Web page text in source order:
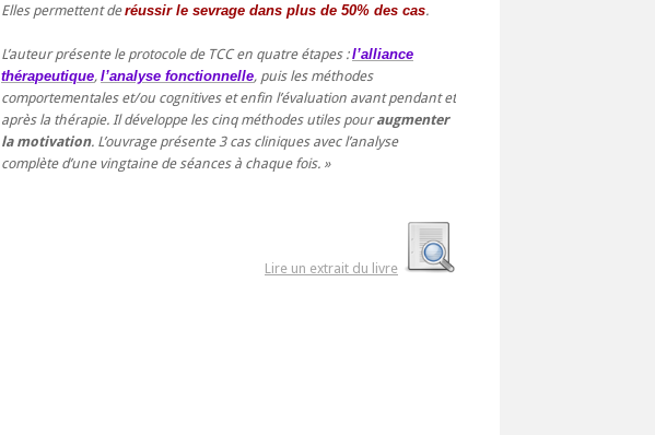
Elles permettent deréussir le sevrage dans plus de 50% des cas.
L’auteur présente le protocole de TCC en quatre étapes :l’alliance
thérapeutique, l’analyse fonctionnelle, puis les méthodes
comportementales et/ou cognitives et enfin l’évaluation avant pendant et
après la thérapie. Il développe les cinq méthodes utiles pouraugmenter
la motivation. L’ouvrage présente 3 cas cliniques avec l’analyse
complète d’une vingtaine de séances à chaque fois.
Lire un extrait du livre